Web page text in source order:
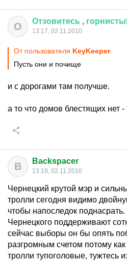
О Отзовитесь , горнисты
13:17, 02.11.2010
От пользователя KeyKeeper
Пусть они и почище
и с дорогами там получше.
а то что домов блестящих нет
B Backspacer
13:19, 02.11.2010
Чернецкий крутой мэр и
тролли сегодня видимо
чтобы напоследок
Чернецкого поддерживают
сейчас выборы он бы опять
разгромным счетом потому
тролли тупоголовые, тужтесь